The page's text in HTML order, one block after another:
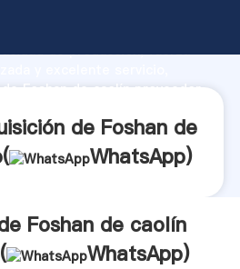
de producción, fuerza
Foshan de caolín proveedor
de Foshan de
WhatsApp)
Foshan de caolín
WhatsApp)